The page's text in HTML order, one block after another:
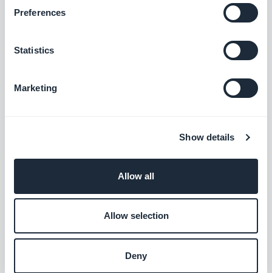
Preferences
Statistics
Marketing
Show details
Allow all
Allow selection
Deny
Belöna dina kunder och öka din försäljning
Erbjuda en ny betalningslösning för att
Lagerhantering
Lagret av alla dina produkter finns